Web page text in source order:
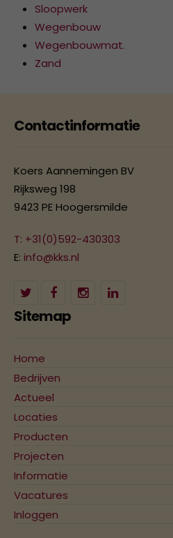
Sloopwerk
Wegenbouw
Wegenbouwmat.
Zand
Contactinformatie
Koers Aannemingen BV
Rijksweg 198
9423 PE Hoogersmilde
T: +31(0)592-430303
E: info@kks.nl
Sitemap
Home
Bedrijven
Actueel
Locaties
Producten
Projecten
Informatie
Vacatures
Inloggen